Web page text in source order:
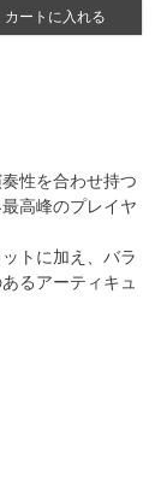
カートに入れる
性を合わせ持つ
高峰のプレイヤ
トに加え、バラ
るアーティキュ